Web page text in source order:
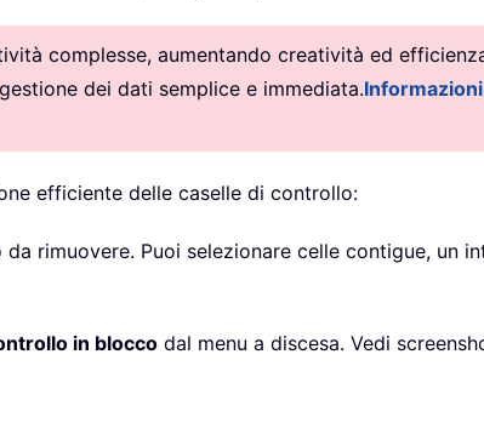
complesse, aumentando creatività ed
dei dati semplice e immediata.
efficiente delle caselle di controllo:
rimuovere. Puoi selezionare celle contigue, un
in blocco dal menu a discesa. Vedi